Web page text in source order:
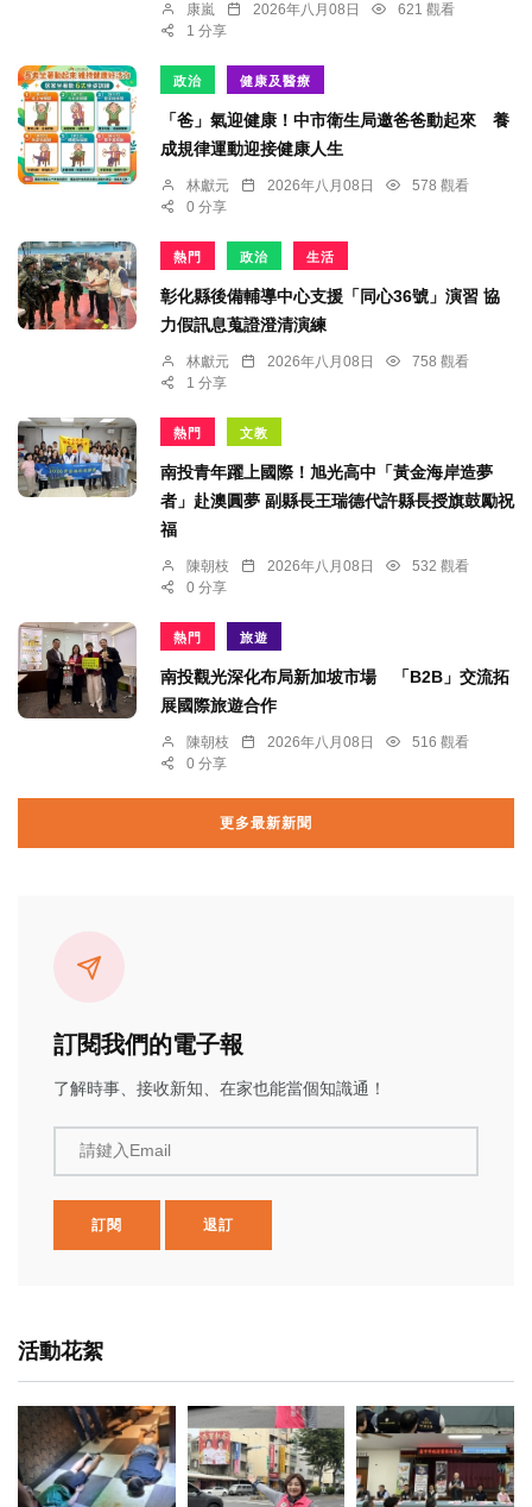
康嵐 2026年八月08日
621 觀看
1 分享
政治 健康及醫療
「爸」氣迎健康！中市衛生局邀爸爸動起來 養
成規律運動迎接健康人生
林獻元 2026年八月08日
578 觀看
0 分享
熱門 政治 生活
彰化縣後備輔導中心支援「同心36號」演習 協
力假訊息蒐證澄清演練
林獻元 2026年八月08日
758 觀看
1 分享
熱門 文教
南投青年躍上國際！旭光高中「黃金海岸造夢
者」赴澳圓夢 副縣長王瑞德代許縣長授旗鼓勵祝
福
陳朝枝 2026年八月08日
532 觀看
0 分享
熱門 旅遊
南投觀光深化布局新加坡市場 「B2B」交流拓
展國際旅遊合作
陳朝枝 2026年八月08日
516 觀看
0 分享
更多最新新聞
訂閱我們的電子報
了解時事、接收新知、在家也能當個知識通！
請鍵入Email
訂閱 退訂
活動花絮